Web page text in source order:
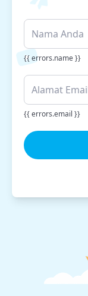
{{ errors.name }}
{{ errors.email }}